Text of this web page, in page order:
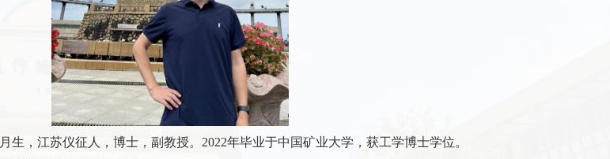
月生，江苏仪征人，博士，副教授。2022年毕业于中国矿业大学，获工学博士学位。